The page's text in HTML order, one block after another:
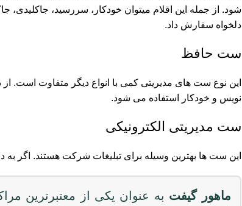
شود. از جمله این اقلام میتوان خودکار، سررسید، جاکلیدی،
دلخواه سفارش داد.
ست حافظ
این نوع ست های مدیریتی کمی با انواع دیگر متفاوت است.
نویس و خودکار استفاده می شود.
ست مدیریتی الکترونیکی
این ست ها بهترین وسیله برای تبلیغات شرکت هستند‌. اگر به
ماهور گیفت به عنوان یکی از معتبرترین